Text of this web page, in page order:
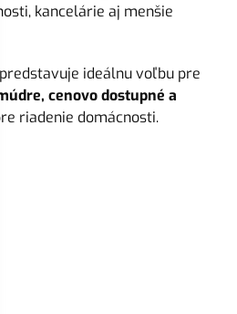
kancelárie aj menšie
ideálnu voľbu pre
cenovo dostupné a
riadenie domácnosti.